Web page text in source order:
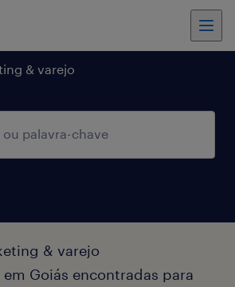
& varejo
& varejo
Goiás encontradas para